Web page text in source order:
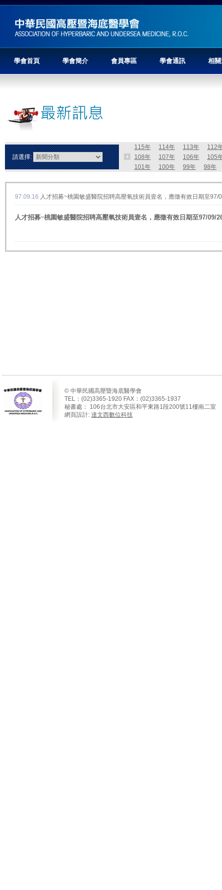
學會首頁 學會簡介 會員專區 學會通訊 相
請選擇:
115年 114年 113年
112
108年
107年 106年
105
101年
100年 99年 98年
97.09.16 人才招募~桃園敏盛醫院招聘高壓氧技術員壹名，應徵有效日期至97/
人才招募~桃園敏盛醫院招聘高壓氧技術員壹名，應徵有效日期至97/09/
© 中華民國高壓暨海底醫學會
TEL：(02)3365-1920 FAX：(02)3365-1937
秘書處：
106台北市大安區和平東路1段200號11樓南二室
網頁設計: 達文西數位科技